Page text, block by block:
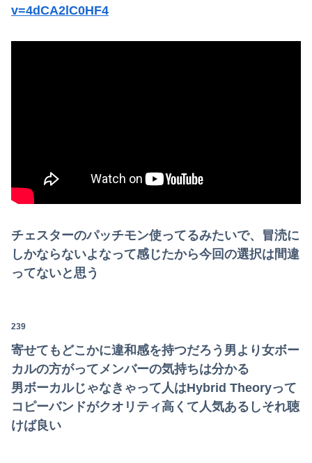
v=4dCA2lC0HF4
チェスターのパッチモン使ってるみたいで、冒涜に
しかならないよなって感じたから今回の選択は間違
ってないと思う
239
寄せてもどこかに違和感を持つだろう男より女ボー
カルの方がってメンバーの気持ちは分かる
男ボーカルじゃなきゃって人はHybrid Theoryって
コピーバンドがクオリティ高くて人気あるしそれ聴
けば良い